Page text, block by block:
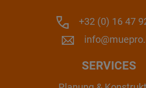
+32 (0) 16 47
SERVICES